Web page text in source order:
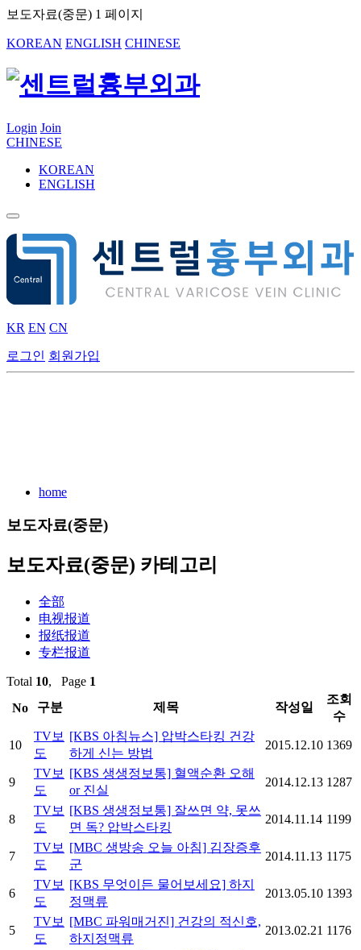
보도자료(중문) 1 페이지
KOREAN ENGLISH CHINESE
Login Join
CHINESE
KOREAN
ENGLISH
KR EN CN
로그인 회원가입
home
보도자료(중문)
보도자료(중문) 카테고리
全部
电视报道
报纸报道
专栏报道
Total 10, Page 1
No
구분 제목 작성일
조회
수
10
TV보
도
[KBS 아침뉴스] 압박스타킹 건강
하게 신는 방법
2015.12.10 1369
9
TV보
도
[KBS 생생정보통] 혈액순환 오해
or 진실
2014.12.13 1287
8
TV보
도
[KBS 생생정보통] 잘쓰면 약, 못쓰
면 독? 압박스타킹
2014.11.14 1199
7
TV보
도
[MBC 생방송 오늘 아침] 김장증후
군
2014.11.13 1175
6
TV보
도
[KBS 무엇이든 물어보세요] 하지
정맥류
2013.05.10 1393
5
TV보
도
[MBC 파워매거진] 건강의 적신호,
하지정맥류
2013.02.21 1176